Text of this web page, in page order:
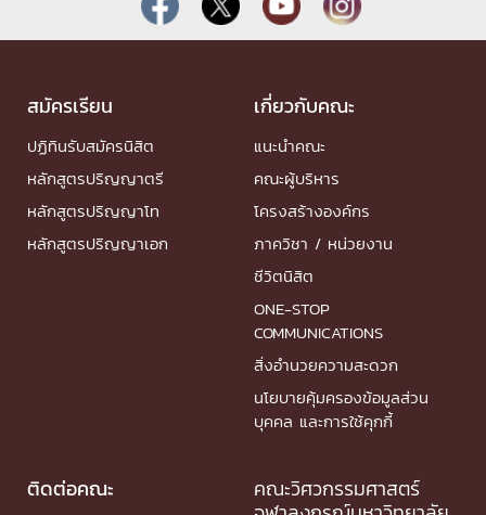
สมัครเรียน
ปฏิทินรับสมัครนิสิต
หลักสูตรปริญญาตรี
หลักสูตรปริญญาโท
หลักสูตรปริญญาเอก
เกี่ยวกับคณะ
แนะนำคณะ
คณะผู้บริหาร
โครงสร้างองค์กร
ภาควิชา / หน่วยงาน
ชีวิตนิสิต
ONE-STOP
COMMUNICATIONS
สิ่งอำนวยความสะดวก
นโยบายคุ้มครองข้อมูลส่วน
บุคคล และการใช้คุกกี้
ติดต่อคณะ
คณะวิศวกรรมศาสตร์